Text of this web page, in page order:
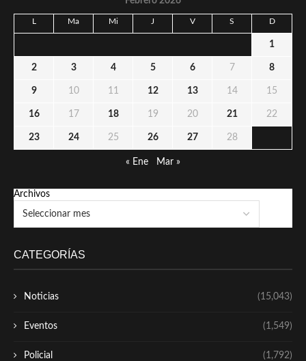
L Ma Mi J V S D
1
2 3 4 5 6 7 8
9 10 11 12 13 14 15
16 17 18 19 20 21 22
23 24 25 26 27 28
« Ene Mar »
Archivos
CATEGORÍAS
Noticias (15,043)
Eventos (1,549)
Policial (1,792)